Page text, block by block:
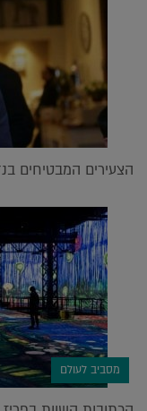
הצעירים המבטיחים
מסביב לעולם